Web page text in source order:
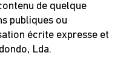
de quelque
publiques ou
écrite expresse et
Lda.